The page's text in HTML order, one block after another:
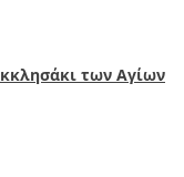
των Αγίων